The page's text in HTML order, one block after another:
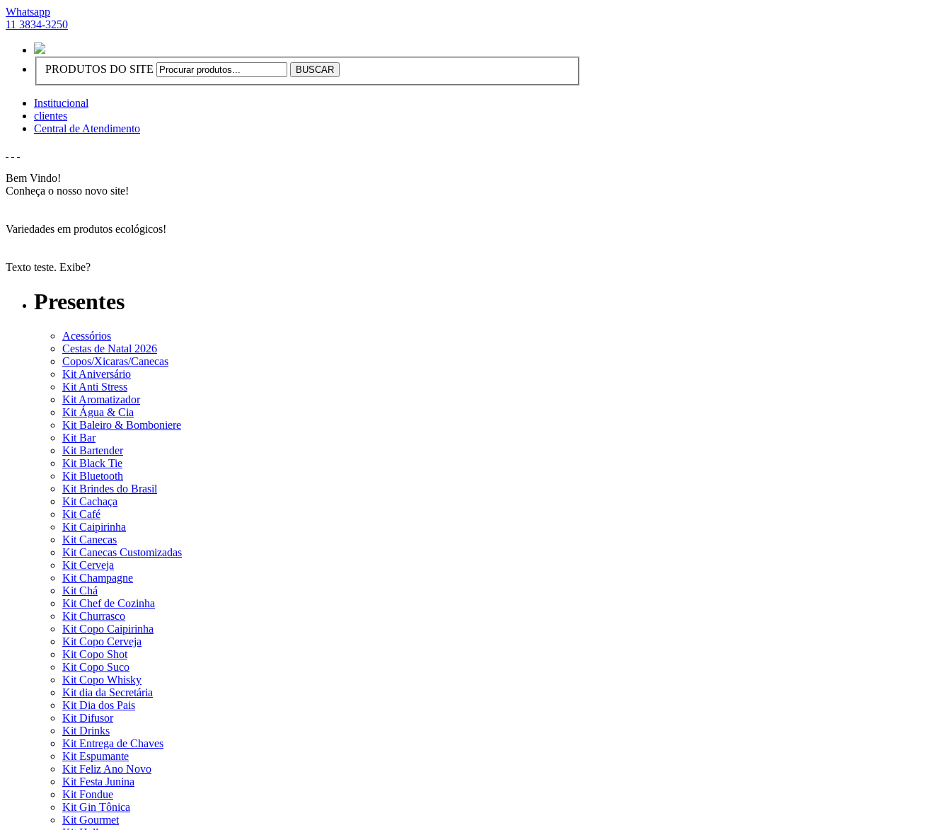
Whatsapp
11 3834-3250
PRODUTOS DO SITE
Institucional
clientes
Central de Atendimento
Bem Vindo!
Conheça o nosso novo site!
Variedades em produtos ecológicos!
Texto teste. Exibe?
Presentes
Acessórios
Cestas de Natal 2026
Copos/Xicaras/Canecas
Kit Aniversário
Kit Anti Stress
Kit Aromatizador
Kit Água & Cia
Kit Baleiro & Bomboniere
Kit Bar
Kit Bartender
Kit Black Tie
Kit Bluetooth
Kit Brindes do Brasil
Kit Cachaça
Kit Café
Kit Caipirinha
Kit Canecas
Kit Canecas Customizadas
Kit Cerveja
Kit Champagne
Kit Chá
Kit Chef de Cozinha
Kit Churrasco
Kit Copo Caipirinha
Kit Copo Cerveja
Kit Copo Shot
Kit Copo Suco
Kit Copo Whisky
Kit dia da Secretária
Kit Dia dos Pais
Kit Difusor
Kit Drinks
Kit Entrega de Chaves
Kit Espumante
Kit Feliz Ano Novo
Kit Festa Junina
Kit Fondue
Kit Gin Tônica
Kit Gourmet